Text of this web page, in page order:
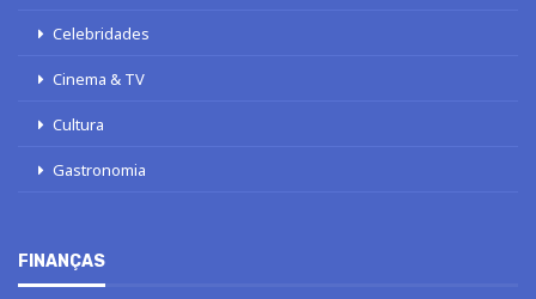
Celebridades
Cinema & TV
Cultura
Gastronomia
FINANÇAS